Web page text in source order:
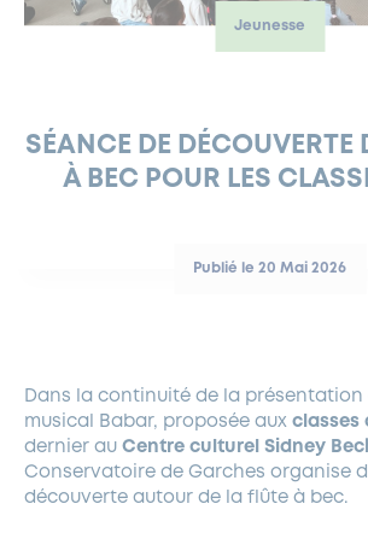
EAU POTABLE ET ASSAINISSEMENT
DÉCLARATION DE CATASTROPHE
LOCATION DE SALLES
INFORMATIONS PRATIQUES
SUBVENTIONS
PANNEAUX D’AFFICHAGE LIBRE
GRÖBENZELL
DÉVELOPPEMENT DURABLE
DEMANDE D’ABATTAGE
GESTION DU PATRIMOINE ARBORÉ
Jeunesse
SÉANCE DE DÉCOUVERTE
À BEC POUR LES
Publié le 20 Mai 2026
Dans la continuité de la présentation
musical Babar, proposée aux classes
dernier au Centre culturel Sidney
Conservatoire de Garches organise
découverte autour de la flûte à bec.